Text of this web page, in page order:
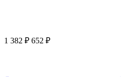
1 382 ₽ 652 ₽